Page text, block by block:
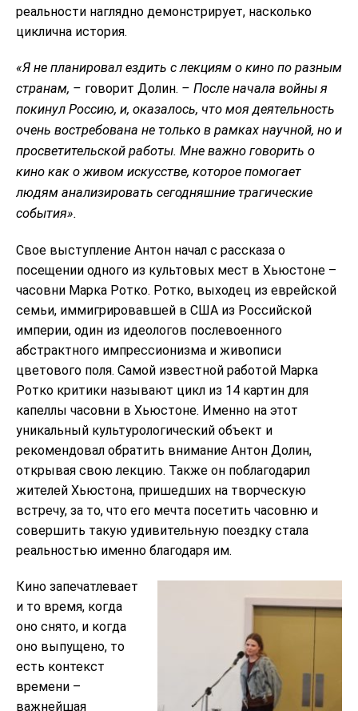
реальности наглядно демонстрирует, насколько
циклична история.
«Я не планировал ездить с лекциям о кино по разным
странам, – говорит Долин. – После начала войны я
покинул Россию, и, оказалось, что моя деятельность
очень востребована не только в рамках научной, но и
просветительской работы. Мне важно говорить о
кино как о живом искусстве, которое помогает
людям анализировать сегодняшние трагические
события».
Свое выступление Антон начал с рассказа о
посещении одного из культовых мест в Хьюстоне –
часовни Марка Ротко. Ротко, выходец из еврейской
семьи, иммигрировавшей в США из Российской
империи, один из идеологов послевоенного
абстрактного импрессионизма и живописи
цветового поля. Самой известной работой Марка
Ротко критики называют цикл из 14 картин для
капеллы часовни в Хьюстоне. Именно на этот
уникальный культурологический объект и
рекомендовал обратить внимание Антон Долин,
открывая свою лекцию. Также он поблагодарил
жителей Хьюстона, пришедших на творческую
встречу, за то, что его мечта посетить часовню и
совершить такую удивительную поездку стала
реальностью именно благодаря им.
Кино запечатлевает
и то время, когда
оно снято, и когда
оно выпущено, то
есть контекст
времени –
важнейшая